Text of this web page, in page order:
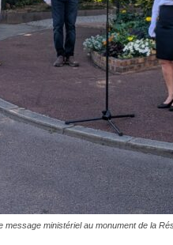
message ministériel au monument de la